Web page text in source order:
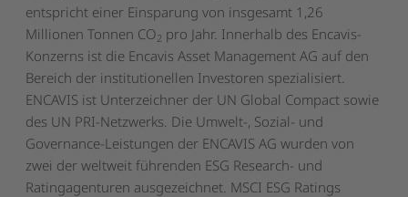
entspricht einer Einsparung von insgesamt 1,26
Millionen Tonnen CO2 pro Jahr. Innerhalb des Encavis-
Konzerns ist die Encavis Asset Management AG auf den
Bereich der institutionellen Investoren spezialisiert.
ENCAVIS ist Unterzeichner der UN Global Compact sowie
des UN PRI-Netzwerks. Die Umwelt-, Sozial- und
Governance-Leistungen der ENCAVIS AG wurden von
zwei der weltweit führenden ESG Research- und
Ratingagenturen ausgezeichnet. MSCI ESG Ratings